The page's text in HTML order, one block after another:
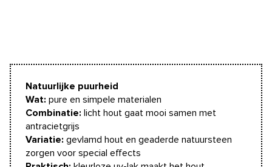
Natuurlijke puurheid
Wat: pure en simpele materialen
Combinatie: licht hout gaat mooi samen met
antracietgrijs
Variatie: gevlamd hout en geaderde natuursteen
zorgen voor special effects